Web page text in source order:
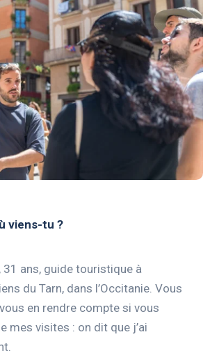
viens-tu ?
31 ans, guide touristique à
du Tarn, dans l’Occitanie. Vous
en rendre compte si vous
mes visites : on dit que j’ai